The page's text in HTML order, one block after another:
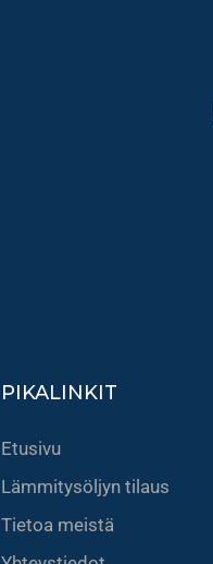
PIKALINKIT
Etusivu
Lämmitysöljyn tilaus
Tietoa meistä